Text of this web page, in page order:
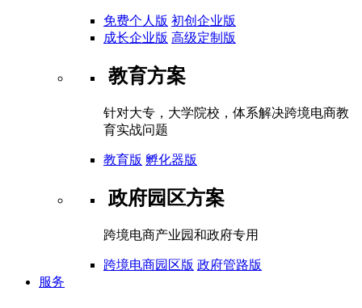
免费个人版 初创企业版
成长企业版 高级定制版
教育方案
针对大专，大学院校，体系解决跨境电商教
育实战问题
教育版 孵化器版
政府园区方案
跨境电商产业园和政府专用
跨境电商园区版 政府管路版
服务